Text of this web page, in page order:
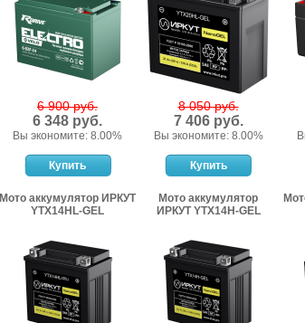
6 900 руб.
6 348 руб.
Вы экономите: 8.00%
8 050 руб.
7 406 руб.
Вы экономите: 8.00%
Мото аккумулятор ИРКУТ
YTX14HL-GEL
Мото аккумулятор
ИРКУТ YTX14H-GEL